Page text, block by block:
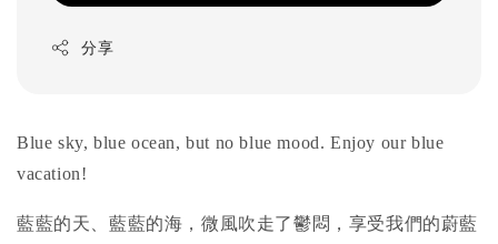
分享
Blue sky, blue ocean, but no blue mood. Enjoy our blue
vacation!
藍藍的天、藍藍的海，微風吹走了鬱悶，享受我們的蔚藍